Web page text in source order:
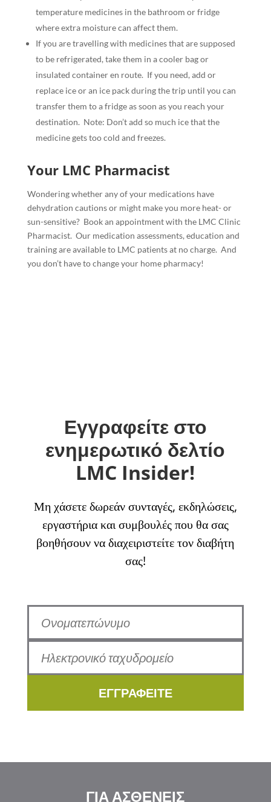
temperature medicines in the bathroom or fridge
where extra moisture can affect them.
If you are travelling with medicines that are supposed
to be refrigerated, take them in a cooler bag or
insulated container en route. If you need, add or
replace ice or an ice pack during the trip until you can
transfer them to a fridge as soon as you reach your
destination. Note: Don’t add so much ice that the
medicine gets too cold and freezes.
Your LMC Pharmacist
Wondering whether any of your medications have
dehydration cautions or might make you more heat- or
sun-sensitive? Book an appointment with the LMC Clinic
Pharmacist. Our medication assessments, education and
training are available to LMC patients at no charge. And
you don’t have to change your home pharmacy!
Εγγραφείτε στο
ενημερωτικό δελτίο
LMC Insider!
Μη χάσετε δωρεάν συνταγές, εκδηλώσεις,
εργαστήρια και συμβουλές που θα σας
βοηθήσουν να διαχειριστείτε τον διαβήτη
σας!
ΕΓΓΡΑΦΕΙΤΕ
ΓΙΑ ΑΣΘΕΝΕΙΣ